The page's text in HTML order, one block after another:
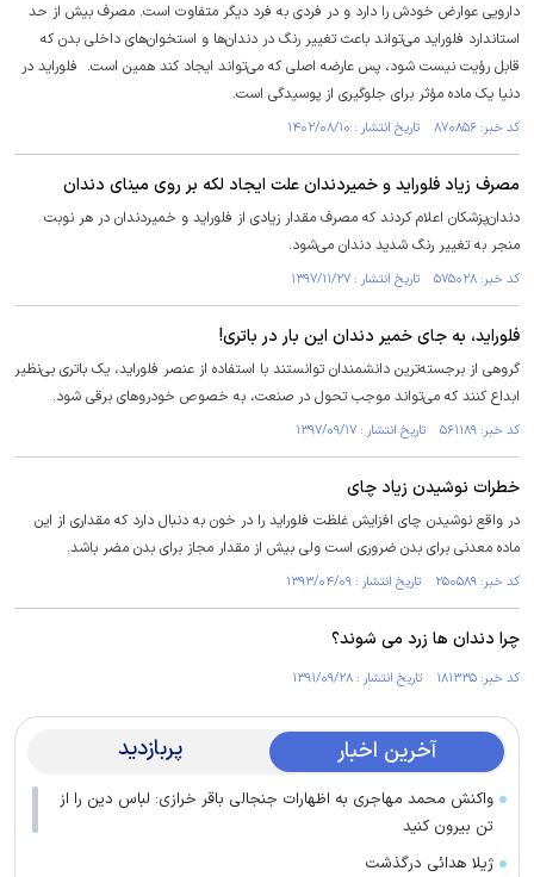
دارویی عوارض خودش را دارد و در فردی به فرد دیگر متفاوت است. مصرف بیش از حد
استاندارد فلوراید می‌تواند باعث تغییر رنگ در دندان‌ها و استخوان‌های داخلی بدن که
قابل رؤیت نیست شود، پس عارضه اصلی که می‌تواند ایجاد کند همین است. فلوراید در
دنیا یک ماده مؤثر برای جلوگیری از پوسیدگی است.
کد خبر: ۸۷۰۸۵۶ تاریخ انتشار : ۱۴۰۲/۰۸/۱۰
مصرف زیاد فلوراید و خمیردندان علت ایجاد لکه بر روی مینای دندان
دندان‌پزشکان اعلام کردند که مصرف مقدار زیادی از فلوراید و خمیردندان در هر نوبت
منجر به تغییر رنگ شدید دندان می‌شود.
کد خبر: ۵۷۵۰۲۸ تاریخ انتشار : ۱۳۹۷/۱۱/۲۷
فلوراید، به جای خمیر دندان این بار در باتری!
گروهی از برجسته‌ترین دانشمندان توانستند با استفاده از عنصر فلوراید، یک باتری بی‌نظیر
ابداع کنند که می‌تواند موجب تحول در صنعت، به خصوص خودروهای برقی شود.
کد خبر: ۵۶۱۱۸۹ تاریخ انتشار : ۱۳۹۷/۰۹/۱۷
خطرات نوشیدن زیاد چای
در واقع نوشیدن چای افزایش غلظت فلوراید را در خون به دنبال دارد که مقداری از این
ماده معدنی برای بدن ضروری است ولی بیش از مقدار مجاز برای بدن مضر باشد.
کد خبر: ۲۵۰۵۸۹ تاریخ انتشار : ۱۳۹۳/۰۴/۰۹
چرا دندان ها زرد می شوند؟
کد خبر: ۱۸۱۳۳۵ تاریخ انتشار : ۱۳۹۱/۰۹/۲۸
آخرین اخبار پربازدید
واکنش محمد مهاجری به اظهارات جنجالی باقر خرازی: لباس دین را از
تن بیرون کنید
ژیلا هدائی درگذشت